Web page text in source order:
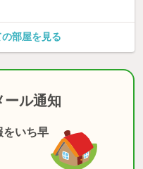
部屋を見る
ール通知
をいち早